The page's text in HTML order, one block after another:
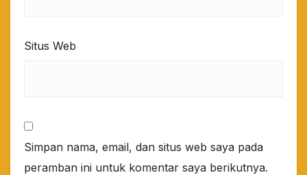
Situs Web
Simpan nama, email, dan situs web saya pada
peramban ini untuk komentar saya berikutnya.